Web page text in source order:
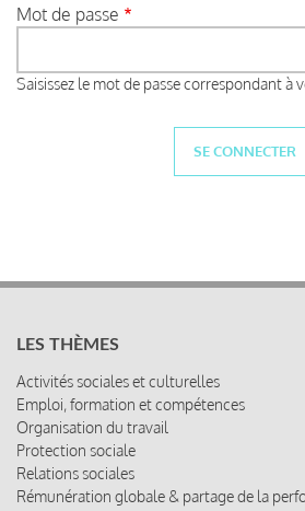
Mot de passe
Saisissez le mot de passe correspondant à
LES THÈMES
Activités sociales et culturelles
Emploi, formation et compétences
Organisation du travail
Protection sociale
Relations sociales
Rémunération globale & partage de la